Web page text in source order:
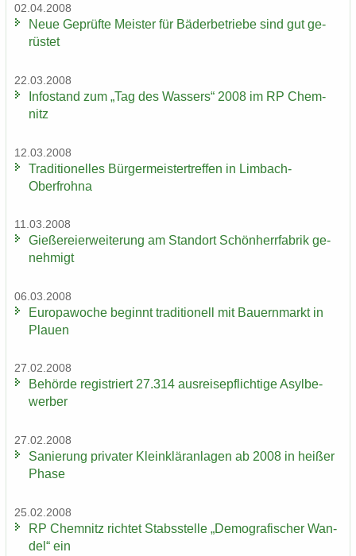
02.04.2008
Neue Ge­prüf­te Meis­ter für Bä­der­be­trie­be sind gut ge­
rüs­tet
22.03.2008
In­fo­stand zum „Tag des Was­sers“ 2008 im RP Chem­
nitz
12.03.2008
Tra­di­tio­nel­les Bür­ger­meis­ter­tref­fen in Limbach-​
Oberfrohna
11.03.2008
Gie­ße­rei­er­wei­te­rung am Stand­ort Schön­herr­fa­brik ge­
neh­migt
06.03.2008
Eu­ro­pa­wo­che be­ginnt tra­di­tio­nell mit Bau­ern­markt in
Plau­en
27.02.2008
Be­hör­de re­gis­triert 27.314 aus­rei­se­pflich­ti­ge Asyl­be­
wer­ber
27.02.2008
Sa­nie­rung pri­va­ter Klein­klär­an­la­gen ab 2008 in hei­ßer
Phase
25.02.2008
RP Chem­nitz rich­tet Stabs­stel­le „De­mo­gra­fi­scher Wan­
del“ ein